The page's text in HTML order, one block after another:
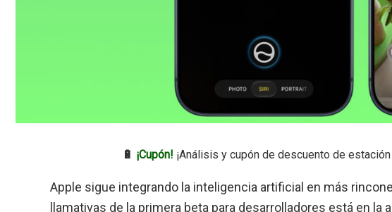
🔋 ¡Cupón! ¡Análisis y cupón de descuento de
Apple sigue integrando la inteligencia artificial en más
llamativas de la primera beta para desarrolladores está en la